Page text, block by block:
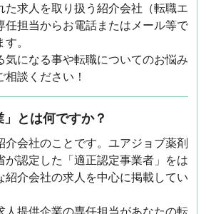
た求人を取り扱う紹介会社（転職エ
任担当からお電話またはメール等で
。
気になる事や転職についてのお悩み
談ください！
」とは何ですか？
介会社のことです。ユアジョブ薬剤
が認定した「適正認定事業者」をは
紹介会社の求人を中心に掲載してい
人提供企業の専任担当があなたの転